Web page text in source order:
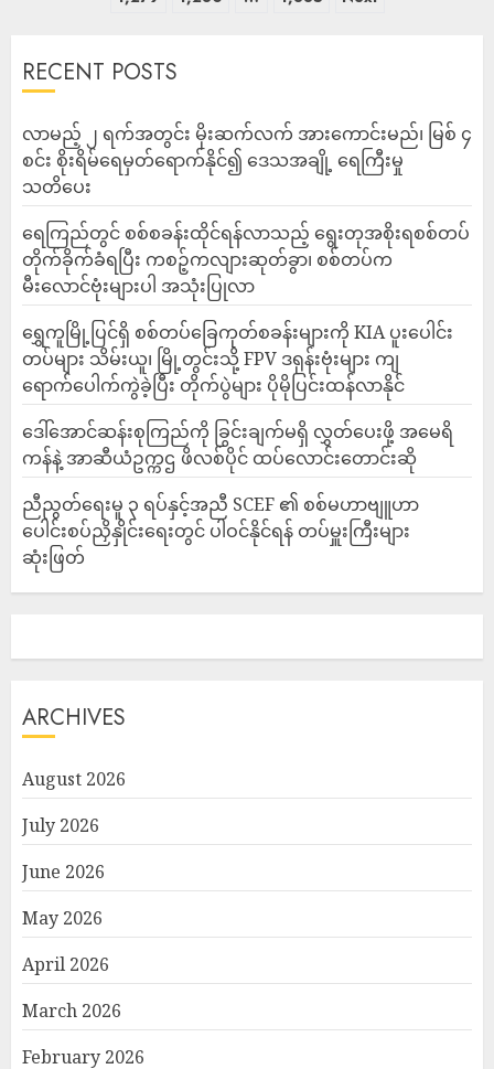
RECENT POSTS
လာမည့် ၂ ရက်အတွင်း မိုးဆက်လက် အားကောင်းမည်၊ မြစ် ၄
စင်း စိုးရိမ်ရေမှတ်ရောက်နိုင်၍ ဒေသအချို့ ရေကြီးမှု
သတိပေး
ရေကြည်တွင် စစ်စခန်းထိုင်ရန်လာသည့် ရွေးတုအစိုးရစစ်တပ်
တိုက်ခိုက်ခံရပြီး ကစဉ့်ကလျားဆုတ်ခွာ၊ စစ်တပ်က
မီးလောင်ဗုံးများပါ အသုံးပြုလာ
‎ရွှေကူမြို့ပြင်ရှိ စစ်တပ်ခြေကုတ်စခန်းများကို KIA ပူးပေါင်း
တပ်များ သိမ်းယူ၊ မြို့တွင်းသို့ FPV ဒရုန်းဗုံးများ ကျ
ရောက်ပေါက်ကွဲခဲ့ပြီး တိုက်ပွဲများ ပိုမိုပြင်းထန်လာနိုင်
ဒေါ်အောင်ဆန်းစုကြည်ကို ခြွင်းချက်မရှိ လွှတ်ပေးဖို့ အမေရိ
ကန်နဲ့ အာဆီယံဥက္ကဌ ဖိလစ်ပိုင် ထပ်လောင်းတောင်းဆို
ညီညွတ်ရေးမူ ၃ ရပ်နှင့်အညီ SCEF ၏ စစ်မဟာဗျူဟာ
ပေါင်းစပ်ညှိနှိုင်းရေးတွင် ပါဝင်နိုင်ရန် တပ်မှူးကြီးများ
ဆုံးဖြတ်
ARCHIVES
August 2026
July 2026
June 2026
May 2026
April 2026
March 2026
February 2026